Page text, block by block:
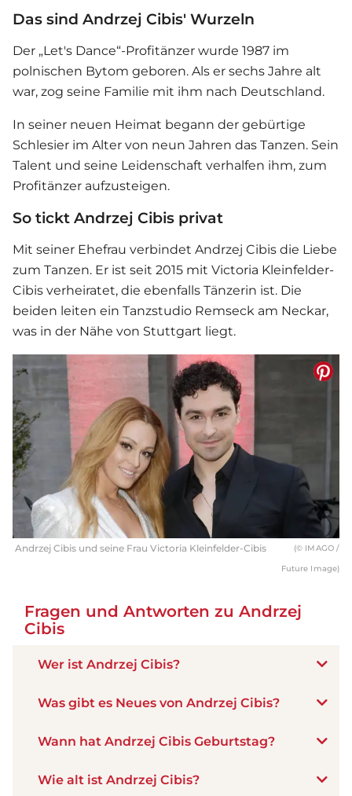
Das sind Andrzej Cibis' Wurzeln
Der „Let's Dance“-Profitänzer wurde 1987 im
polnischen Bytom geboren. Als er sechs Jahre alt
war, zog seine Familie mit ihm nach Deutschland.
In seiner neuen Heimat begann der gebürtige
Schlesier im Alter von neun Jahren das Tanzen. Sein
Talent und seine Leidenschaft verhalfen ihm, zum
Profitänzer aufzusteigen.
So tickt Andrzej Cibis privat
Mit seiner Ehefrau verbindet Andrzej Cibis die Liebe
zum Tanzen. Er ist seit 2015 mit Victoria Kleinfelder-
Cibis verheiratet, die ebenfalls Tänzerin ist. Die
beiden leiten ein Tanzstudio Remseck am Neckar,
was in der Nähe von Stuttgart liegt.
Andrzej Cibis und seine Frau Victoria Kleinfelder-Cibis (© IMAGO /
Future Image)
Fragen und Antworten zu Andrzej
Cibis
Wer ist Andrzej Cibis?
Was gibt es Neues von Andrzej Cibis?
Wann hat Andrzej Cibis Geburtstag?
Wie alt ist Andrzej Cibis?